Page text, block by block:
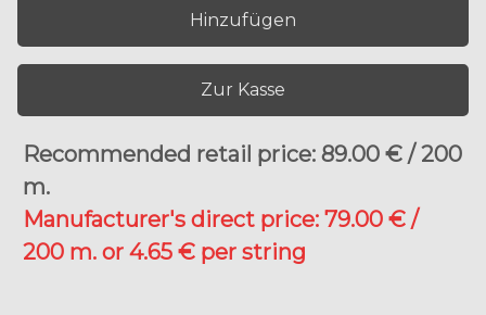
Hinzufügen
Zur Kasse
Recommended retail price: 89.00 € / 200
m.
Manufacturer's direct price: 79.00 € /
200 m. or 4.65 € per string